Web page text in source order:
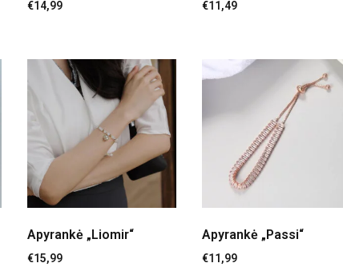
€14,99 €11,49
Apyrankė „Liomir“
€15,99
Apyrankė „Passi“
€11,99